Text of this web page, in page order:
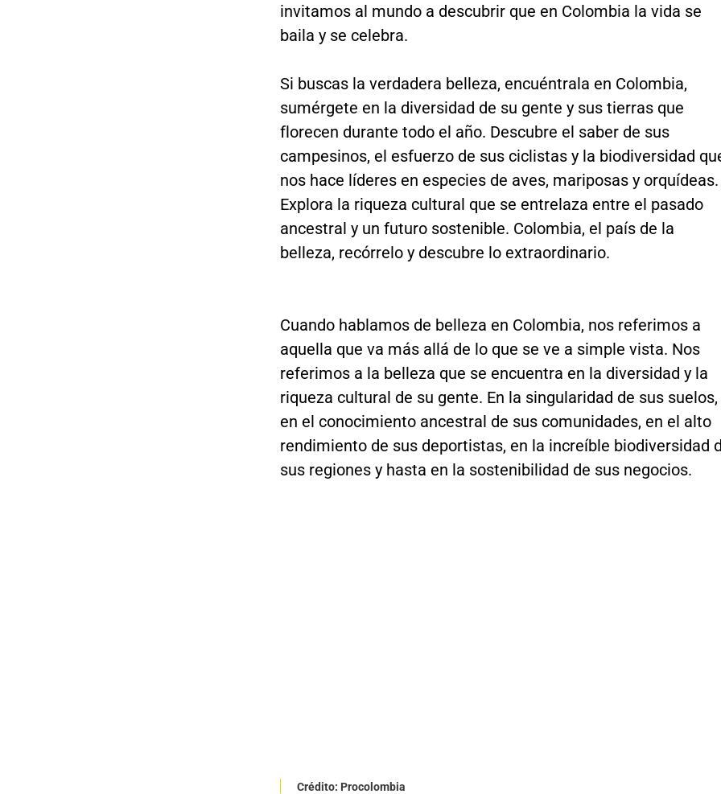
invitamos al mundo a descubrir que en Colombia la vida se
baila y se celebra.
Si buscas la verdadera belleza, encuéntrala en Colombia,
sumérgete en la diversidad de su gente y sus tierras que
florecen durante todo el año. Descubre el saber de sus
campesinos, el esfuerzo de sus ciclistas y la biodiversidad
nos hace líderes en especies de aves, mariposas y orquídeas.
Explora la riqueza cultural que se entrelaza entre el pasado
ancestral y un futuro sostenible. Colombia, el país de la
belleza, recórrelo y descubre lo extraordinario.
Cuando hablamos de belleza en Colombia, nos referimos a
aquella que va más allá de lo que se ve a simple vista. Nos
referimos a la belleza que se encuentra en la diversidad y la
riqueza cultural de su gente. En la singularidad de sus suelos,
en el conocimiento ancestral de sus comunidades, en el alto
rendimiento de sus deportistas, en la increíble biodiversidad
sus regiones y hasta en la sostenibilidad de sus negocios.
Crédito: Procolombia